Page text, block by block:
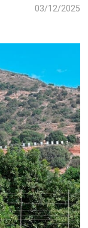
03/12/2025